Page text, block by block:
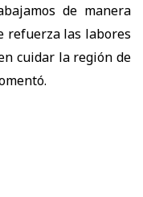
de manera
refuerza las labores
cuidar la región de